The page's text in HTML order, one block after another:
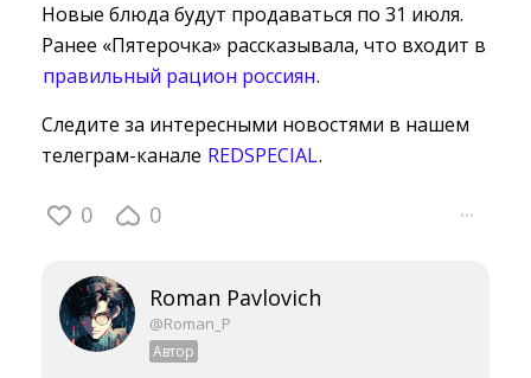
Новые блюда будут продаваться по 31 июля.
Ранее «Пятерочка» рассказывала, что входит в
правильный рацион россиян.
Следите за интересными новостями в нашем
телеграм-канале REDSPECIAL.
0 0 ···
Roman Pavlovich
@Roman_P
Автор